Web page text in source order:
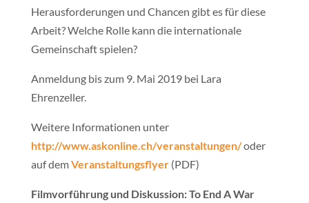
Herausforderungen und Chancen gibt es für diese
Arbeit? Welche Rolle kann die internationale
Gemeinschaft spielen?
Anmeldung bis zum 9. Mai 2019 bei Lara
Ehrenzeller.
Weitere Informationen unter
http://www.askonline.ch/veranstaltungen/oder
auf demVeranstaltungsflyer(PDF)
Filmvorführung und Diskussion: To End A War